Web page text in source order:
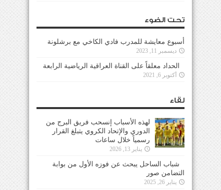
تحت الضوء
أسبوع معايشة للمدرب فادي الكاخي مع برشلونة
ديسمبر 11, 2023
الحداد معلقاً على القناة العراقية الرياضية الرابعة
أكتوبر 6, 2021
لقاء
لهذه الأسباب إنسحب فريق البرج من
الدوري والإتحاد الكروي يتبلغ القرار
رسمياً خلال ساعات
يناير 13, 2026
شباب الساحل يبحث عن فوزه الأول من بوابة
التضامن صور
يناير 26, 2025